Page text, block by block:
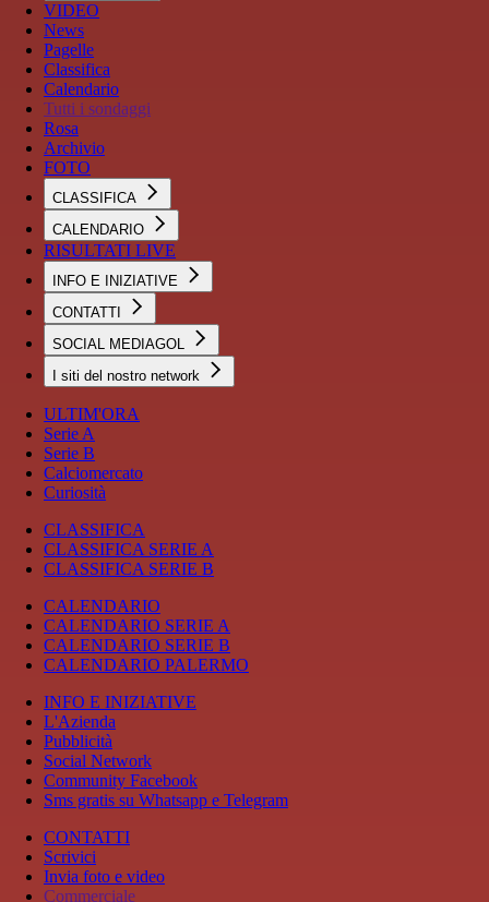
VIDEO
News
Pagelle
Classifica
Calendario
Tutti i sondaggi
Rosa
Archivio
FOTO
CLASSIFICA
CALENDARIO
RISULTATI LIVE
INFO E INIZIATIVE
CONTATTI
SOCIAL MEDIAGOL
I siti del nostro network
ULTIM'ORA
Serie A
Serie B
Calciomercato
Curiosità
CLASSIFICA
CLASSIFICA SERIE A
CLASSIFICA SERIE B
CALENDARIO
CALENDARIO SERIE A
CALENDARIO SERIE B
CALENDARIO PALERMO
INFO E INIZIATIVE
L'Azienda
Pubblicità
Social Network
Community Facebook
Sms gratis su Whatsapp e Telegram
CONTATTI
Scrivici
Invia foto e video
Commerciale